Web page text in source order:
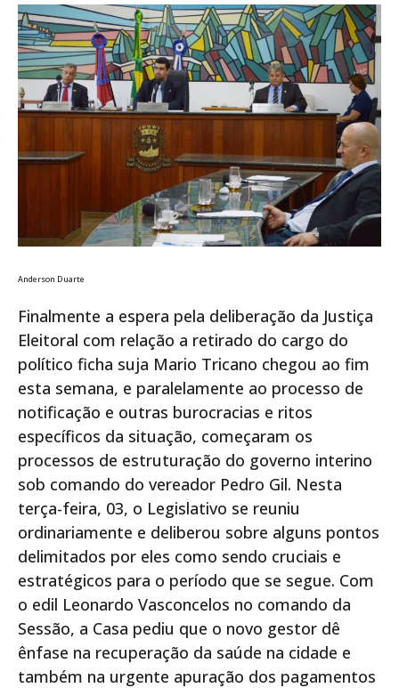
Anderson Duarte
Finalmente a espera pela deliberação da Justiça
Eleitoral com relação a retirado do cargo do
político ficha suja Mario Tricano chegou ao fim
esta semana, e paralelamente ao processo de
notificação e outras burocracias e ritos
específicos da situação, começaram os
processos de estruturação do governo interino
sob comando do vereador Pedro Gil. Nesta
terça-feira, 03, o Legislativo se reuniu
ordinariamente e deliberou sobre alguns pontos
delimitados por eles como sendo cruciais e
estratégicos para o período que se segue. Com
o edil Leonardo Vasconcelos no comando da
Sessão, a Casa pediu que o novo gestor dê
ênfase na recuperação da saúde na cidade e
também na urgente apuração dos pagamentos